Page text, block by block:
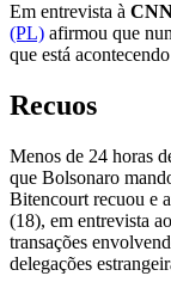
Em entrevista à
(PL) afirmou que
que está
Recuos
Menos de 24 horas
que Bolsonaro
Bitencourt recuou e
(18), em entrevista
transações
delegações